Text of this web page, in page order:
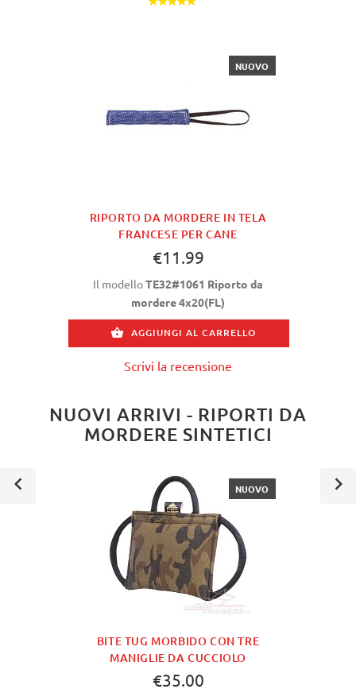
RIPORTO DA MORDERE IN TELA
FRANCESE PER CANE
NUOVO
€11.99
Il modelloTE32#1061 Riporto da
mordere 4x20(FL)
AGGIUNGI AL CARRELLO
Scrivi la recensione
NUOVI ARRIVI - RIPORTI DA
MORDERE SINTETICI
NUOVO
BITE TUG MORBIDO CON TRE
MANIGLIE DA CUCCIOLO
€35.00